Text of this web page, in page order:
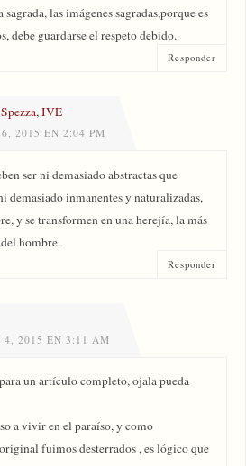
las imágenes sagradas,porque es
debe guardarse el respeto debido.
Responder
IVE
2015 EN 2:04 PM
ser ni demasiado abstractas que
demasiado inmanentes y naturalizadas,
y se transformen en una herejía, la más
hombre.
Responder
4, 2015 EN 3:11 AM
un artículo completo, ojala pueda
a vivir en el paraíso, y como
fuimos desterrados , es lógico que